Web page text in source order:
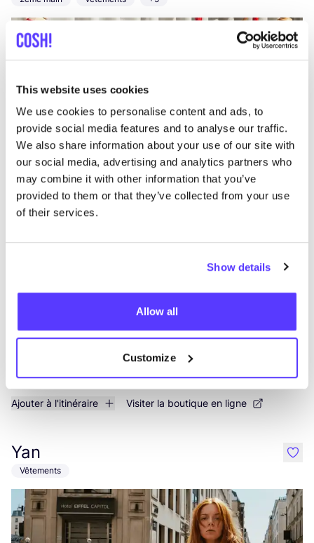
This website uses cookies
We use cookies to personalise content and ads, to
provide social media features and to analyse our traffic.
We also share information about your use of our site with
our social media, advertising and analytics partners who
may combine it with other information that you’ve
provided to them or that they’ve collected from your use
of their services.
Show details
Allow all
Customize
Ajouter à l'itinéraire Visiter la boutique en ligne
Zokk'n
Accessories
Ajouter à l'itinéraire Visiter la boutique en ligne
Yan
Vêtements
like